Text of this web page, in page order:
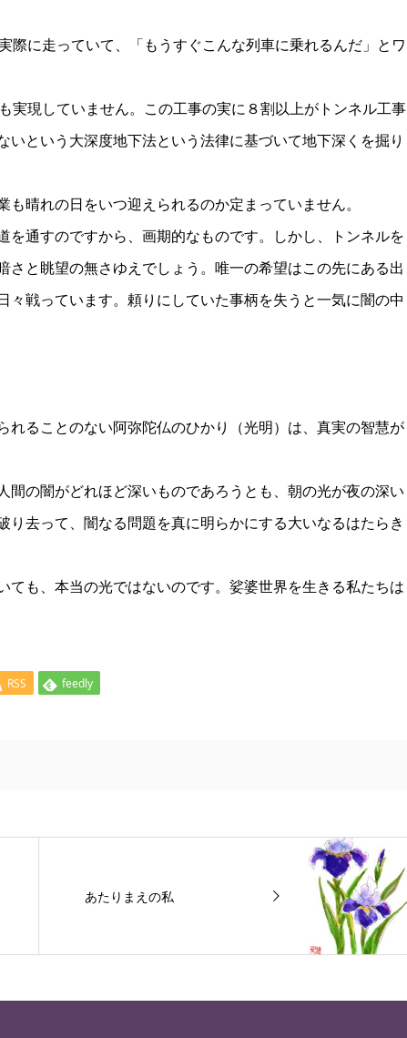
際に走っていて、「もうすぐこんな列車に乗れるんだ」とワ
現していません。この工事の実に８割以上がトンネル工事
という大深度地下法という法律に基づいて地下深くを掘り
晴れの日をいつ迎えられるのか定まっていません。
通すのですから、画期的なものです。しかし、トンネルを
と眺望の無さゆえでしょう。唯一の希望はこの先にある出
戦っています。頼りにしていた事柄を失うと一気に闇の中
れることのない阿弥陀仏のひかり（光明）は、真実の智慧が
の闇がどれほど深いものであろうとも、朝の光が夜の深い
去って、闇なる問題を真に明らかにする大いなるはたらき
も、本当の光ではないのです。娑婆世界を生きる私たちは
RSS feedly
あたりまえの私